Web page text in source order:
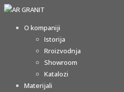
O kompaniji
Istorija
Rroizvodnja
Showroom
Katalozi
Materijali